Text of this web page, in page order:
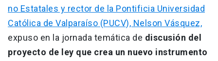
no Estatales y rector de la Pontificia Universidad
Católica de Valparaíso (PUCV), Nelson Vásquez,
expuso en la jornada temática de discusión del
proyecto de ley que crea un nuevo instrumento